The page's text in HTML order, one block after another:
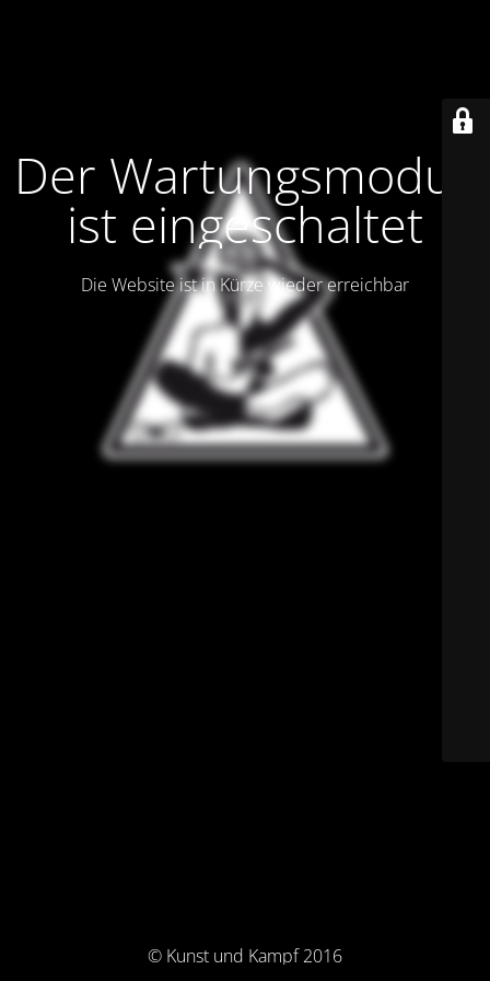
Der Wartungsmodus
ist eingeschaltet
Die Website ist in Kürze wieder erreichbar
© Kunst und Kampf 2016